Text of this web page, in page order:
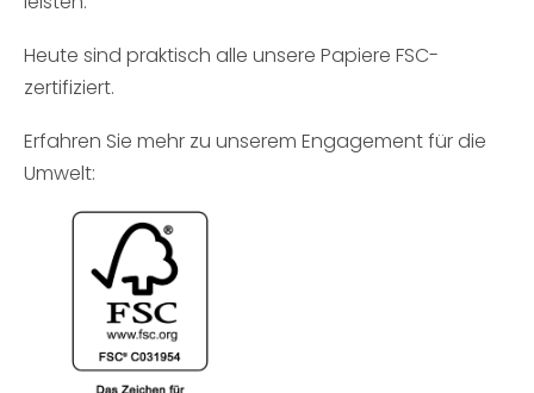
Heute sind praktisch alle unsere Papiere FSC-
zertifiziert.
Erfahren Sie mehr zu unserem Engagement für die
Umwelt: